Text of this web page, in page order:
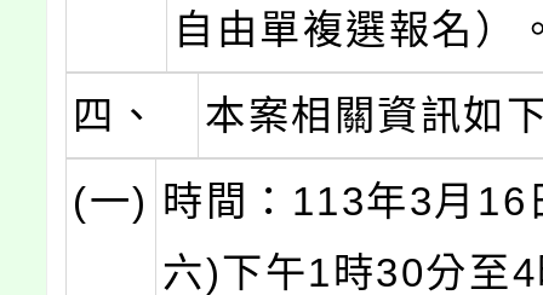
自由單複選報名）
四、
本案相關資訊如
(一) 時間：113年3月16
六)下午1時30分至